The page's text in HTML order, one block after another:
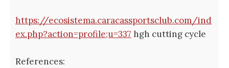
https://ecosistema.caracassportsclub.com/ind
ex.php?action=profile;u=337 hgh cutting cycle
References: